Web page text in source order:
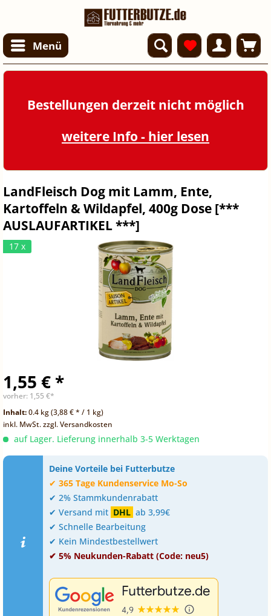
Menü
Bestellungen derzeit nicht möglich
weitere Info - hier lesen
LandFleisch Dog mit Lamm, Ente,
Kartoffeln & Wildapfel, 400g Dose [***
AUSLAUFARTIKEL ***]
17 x
1,55 € *
vorher: 1,55 €*
Inhalt:0.4 kg (3,88 € * / 1 kg)
inkl. MwSt.zzgl. Versandkosten
auf Lager. Lieferung innerhalb 3-5 Werktagen
Deine Vorteile bei Futterbutze
✔ 365 Tage Kundenservice Mo-So
✔ 2% Stammkundenrabatt
✔ Versand mit DHL ab 3,99€
✔ Schnelle Bearbeitung
✔ Kein Mindestbestellwert
✔ 5% Neukunden-Rabatt (Code: neu5)